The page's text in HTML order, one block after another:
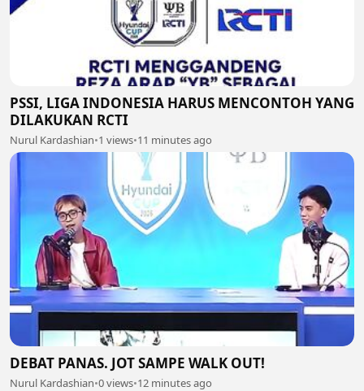
PSSI, LIGA INDONESIA HARUS MENCONTOH YANG
DILAKUKAN RCTI
Nurul Kardashian•1 views•11 minutes ago
DEBAT PANAS. JOT SAMPE WALK OUT!
Nurul Kardashian•0 views•12 minutes ago